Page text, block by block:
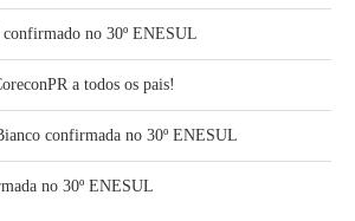
no 30º ENESUL
a todos os pais!
confirmada no 30º ENESUL
no 30º ENESUL